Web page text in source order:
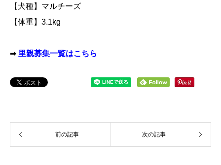
【犬種】マルチーズ
【体重】3.1kg
➡ 里親募集一覧はこちら
前の記事 次の記事